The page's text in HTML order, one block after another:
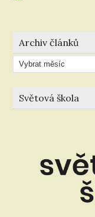
Archiv článků
Archiv
článků
Světová škola